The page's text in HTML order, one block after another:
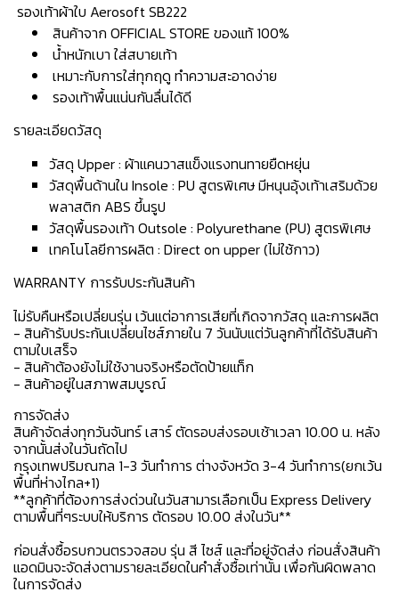
️ รองเท้าผ้าใบ Aerosoft SB222
สินค้าจาก OFFICIAL STORE ของแท้ 100%
น้ำหนักเบา ใส่สบายเท้า
เหมาะกับการใส่ทุกฤดู ทำความสะอาดง่าย
รองเท้าพื้นแน่นกันลื่นได้ดี
รายละเอียดวัสดุ
วัสดุ Upper : ผ้าแคนวาสแข็งแรงทนทายยืดหยุ่น
วัสดุพื้นด้านใน Insole : PU สูตรพิเศษ มีหนุนอุ้งเท้าเสริมด้วย
พลาสติก ABS ขึ้นรูป
วัสดุพื้นรองเท้า Outsole : Polyurethane (PU) สูตรพิเศษ
เทคโนโลยีการผลิต : Direct on upper (ไม่ใช้กาว)
WARRANTY การรับประกันสินค้า
ไม่รับคืนหรือเปลี่ยนรุ่น เว้นแต่อาการเสียที่เกิดจากวัสดุ และการผลิต
- สินค้ารับประกันเปลี่ยนไซส์ภายใน 7 วันนับแต่วันลูกค้าที่ได้รับสินค้า
ตามใบเสร็จ
- สินค้าต้องยังไม่ใช้งานจริงหรือตัดป้ายแท็ก
- สินค้าอยู่ในสภาพสมบูรณ์
การจัดส่ง
สินค้าจัดส่งทุกวันจันทร์ เสาร์ ตัดรอบส่งรอบเช้าเวลา 10.00 น. หลัง
จากนั้นส่งในวันถัดไป
กรุงเทพปริมณฑล 1-3 วันทำการ ต่างจังหวัด 3-4 วันทำการ(ยกเว้น
พื้นที่ห่างไกล+1)
**ลูกค้าที่ต้องการส่งด่วนในวันสามารเลือกเป็น Express Delivery
ตามพื้นที่ๆระบบให้บริการ ตัดรอบ 10.00 ส่งในวัน**
ก่อนสั่งซื้อรบกวนตรวจสอบ รุ่น สี ไซส์ และที่อยู่จัดส่ง ก่อนสั่งสินค้า
แอดมินจะจัดส่งตามรายละเอียดในคำสั่งซื้อเท่านั้น เพื่อกันผิดพลาด
ในการจัดส่ง